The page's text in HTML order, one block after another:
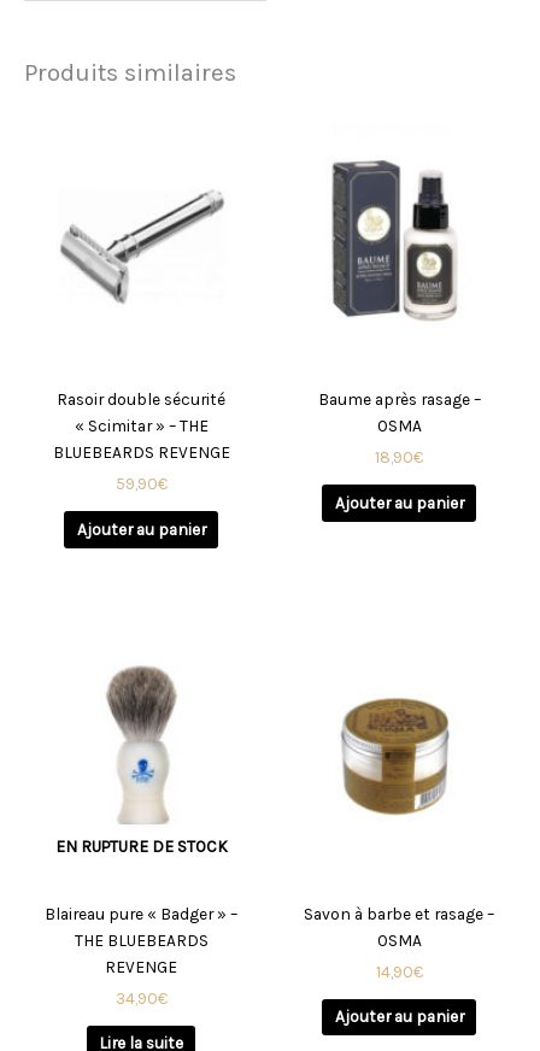
Produits similaires
Rasoir double sécurité
« Scimitar » – THE
BLUEBEARDS REVENGE
59,90€
Ajouter au panier
Baume après rasage –
OSMA
18,90€
Ajouter au panier
EN RUPTURE DE STOCK
Blaireau pure « Badger » –
THE BLUEBEARDS
REVENGE
34,90€
Lire la suite
Savon à barbe et rasage –
OSMA
14,90€
Ajouter au panier